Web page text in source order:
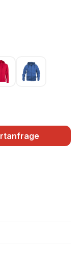
95
Rot 35 Royal Blau